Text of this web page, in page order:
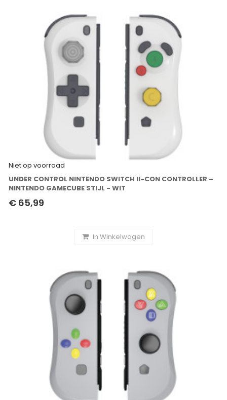
Niet op voorraad
UNDER CONTROL NINTENDO SWITCH II-CON CONTROLLER –
NINTENDO GAMECUBE STIJL - WIT
€ 65,99
In Winkelwagen